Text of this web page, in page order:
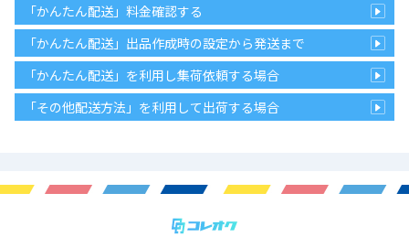
「かんたん配送」料金確認する
「かんたん配送」出品作成時の設定から発送まで
「かんたん配送」を利用し集荷依頼する場合
「その他配送方法」を利用して出荷する場合